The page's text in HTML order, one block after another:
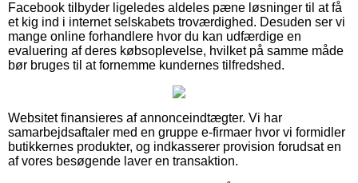
Facebook tilbyder ligeledes aldeles pæne løsninger til at få
et kig ind i internet selskabets troværdighed. Desuden ser vi
mange online forhandlere hvor du kan udfærdige en
evaluering af deres købsoplevelse, hvilket på samme måde
bør bruges til at fornemme kundernes tilfredshed.
Websitet finansieres af annonceindtægter. Vi har
samarbejdsaftaler med en gruppe e-firmaer hvor vi formidler
butikkernes produkter, og indkasserer provision forudsat en
af vores besøgende laver en transaktion.